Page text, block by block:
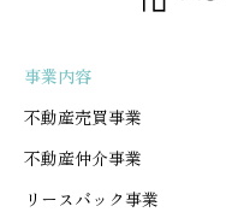
事業内容
不動産売買事業
不動産仲介事業
リースバック事業